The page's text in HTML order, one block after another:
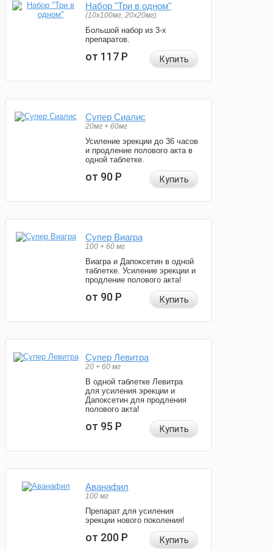
Набор "Три в одном"
(10x100мг, 20x20мг)
Большой набор из 3-х
препаратов.
от 117Р Купить
Супер Сиалис
20мг + 60мг
Усиление эрекции до 36 часов
и продление полового акта в
одной таблетке.
от 90Р Купить
Супер Виагра
100 + 60 мг
Виагра и Дапоксетин в одной
таблетке. Усиление эрекции и
продление полового акта!
от 90Р Купить
Супер Левитра
20 + 60 мг
В одной таблетке Левитра
для усиления эрекции и
Дапоксетин для продления
полового акта!
от 95Р Купить
Аванафил
100 мг
Препарат для усиления
эрекции нового поколения!
от 200Р Купить